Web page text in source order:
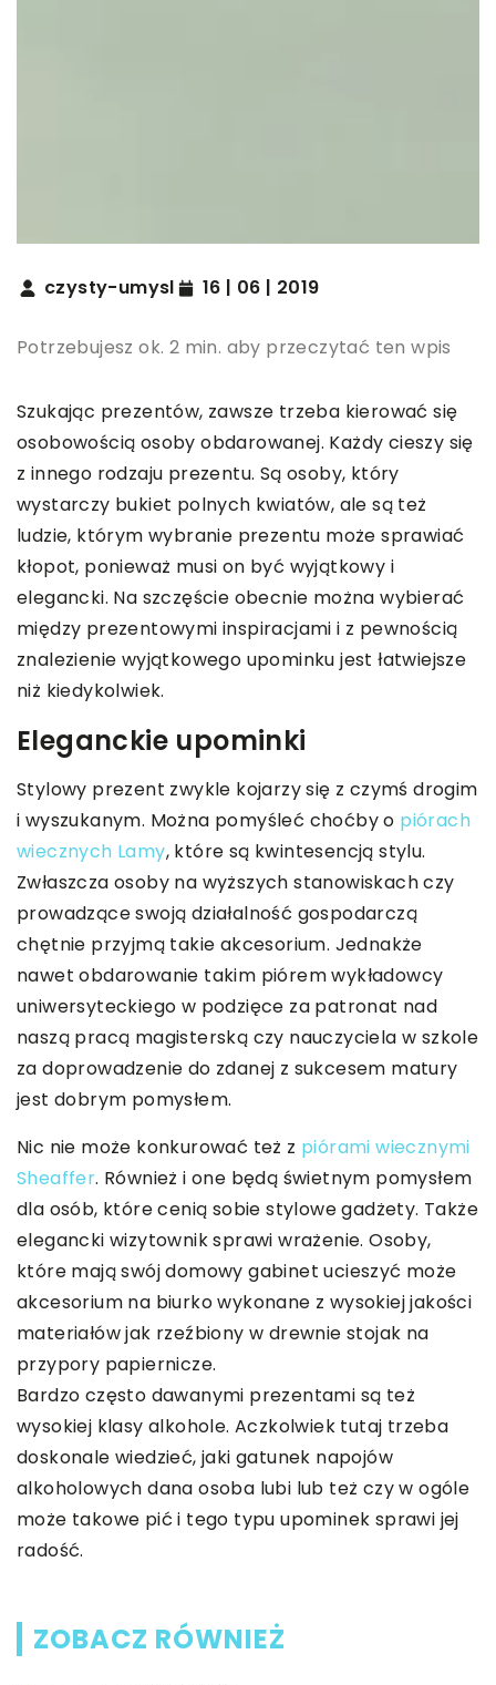
czysty-umysl 16 | 06 | 2019
Potrzebujesz ok. 2 min. aby przeczytać ten wpis
Szukając prezentów, zawsze trzeba kierować się
osobowością osoby obdarowanej. Każdy cieszy się
z innego rodzaju prezentu. Są osoby, który
wystarczy bukiet polnych kwiatów, ale są też
ludzie, którym wybranie prezentu może sprawiać
kłopot, ponieważ musi on być wyjątkowy i
elegancki. Na szczęście obecnie można wybierać
między prezentowymi inspiracjami i z pewnością
znalezienie wyjątkowego upominku jest łatwiejsze
niż kiedykolwiek.
Eleganckie upominki
Stylowy prezent zwykle kojarzy się z czymś drogim
i wyszukanym. Można pomyśleć choćby o piórach
wiecznych Lamy, które są kwintesencją stylu.
Zwłaszcza osoby na wyższych stanowiskach czy
prowadzące swoją działalność gospodarczą
chętnie przyjmą takie akcesorium. Jednakże
nawet obdarowanie takim piórem wykładowcy
uniwersyteckiego w podzięce za patronat nad
naszą pracą magisterską czy nauczyciela w szkole
za doprowadzenie do zdanej z sukcesem matury
jest dobrym pomysłem.
Nic nie może konkurować też z piórami wiecznymi
Sheaffer. Również i one będą świetnym pomysłem
dla osób, które cenią sobie stylowe gadżety. Także
elegancki wizytownik sprawi wrażenie. Osoby,
które mają swój domowy gabinet ucieszyć może
akcesorium na biurko wykonane z wysokiej jakości
materiałów jak rzeźbiony w drewnie stojak na
przypory papiernicze.
Bardzo często dawanymi prezentami są też
wysokiej klasy alkohole. Aczkolwiek tutaj trzeba
doskonale wiedzieć, jaki gatunek napojów
alkoholowych dana osoba lubi lub też czy w ogóle
może takowe pić i tego typu upominek sprawi jej
radość.
ZOBACZ RÓWNIEŻ